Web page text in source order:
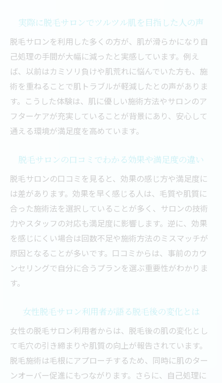
脱毛サロンと医療脱毛のおすすめポイント
比較
費用や回数で選ぶ医療脱毛とサロン脱毛の
選び方
メンズ脱毛にも適した脱毛サロンと医療の
違い
脱毛サロンと医療脱毛のメリット・デメリ
ットを整理
敏感肌にも安心な脱毛サロンの選び方と注
意点
脱毛で肌トラブルを避けるための施術方法
とは
女性におすすめの肌に優しい脱毛方法と特
徴
肌負担を減らす脱毛サロンの最新技術と工
ポイント
脱毛の施術前後に意識したい肌ケアのコツ
痛みやトラブルを避ける脱毛サロン選び
脱毛サロンの痛みを軽減する工夫と実際の
口コミ
実際に脱毛サロンでツルツル肌を目指した人の声
脱毛サロンを利用した多くの方が、肌が滑らかになり自
己処理の手間が大幅に減ったと実感しています。例え
ば、以前はカミソリ負けや肌荒れに悩んでいた方も、施
術を重ねることで肌トラブルが軽減したとの声がありま
す。こうした体験は、肌に優しい施術方法やサロンのア
フターケアが充実していることが背景にあり、安心して
通える環境が満足度を高めています。
脱毛サロンの口コミでわかる効果や満足度の違い
脱毛サロンの口コミを見ると、効果の感じ方や満足度に
は差があります。効果を早く感じる人は、毛質や肌質に
合った施術法を選択していることが多く、サロンの技術
力やスタッフの対応も満足度に影響します。逆に、効果
を感じにくい場合は回数不足や施術方法のミスマッチが
原因となることが多いです。口コミからは、事前のカウ
ンセリングで自分に合うプランを選ぶ重要性がわかりま
す。
女性脱毛サロン利用者が語る脱毛後の変化とは
女性の脱毛サロン利用者からは、脱毛後の肌の変化とし
て毛穴の引き締まりや肌質の向上が報告されています。
脱毛施術は毛根にアプローチするため、同時に肌のター
ンオーバー促進にもつながります。さらに、自己処理に